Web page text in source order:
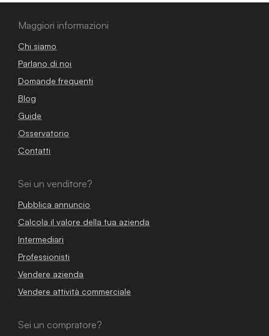
Maggiori informazioni
Chi siamo
Parlano di noi
Domande frequenti
Blog
Guide
Osservatorio
Contatti
Sei un venditore?
Pubblica annuncio
Calcola il valore della tua azienda
Intermediari
Professionisti
Vendere azienda
Vendere attività commerciale
Sei un compratore?